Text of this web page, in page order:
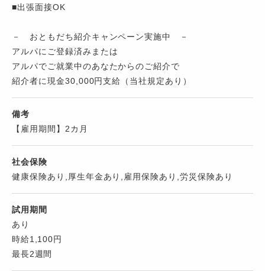
■出張面接OK
－ おともだち紹介キャンペーン実施中 －
アルパにご登録済みまたは
アルパでご就業中のあなたからのご紹介で
紹介者に現金30,000円支給（当社規定あり）
備考
【雇用期間】2カ月
社会保険
健康保険あり,厚生年金あり,雇用保険あり,労災保険あり
試用期間
あり
時給1,100円
最長2週間